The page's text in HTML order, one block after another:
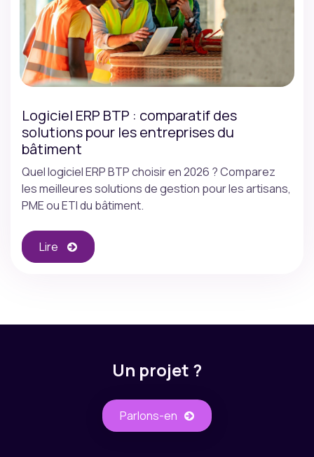
Logiciel ERP BTP : comparatif des
solutions pour les entreprises du
bâtiment
Quel logiciel ERP BTP choisir en 2026 ? Comparez
les meilleures solutions de gestion pour les artisans,
PME ou ETI du bâtiment.
Lire
Un projet ?
Parlons-​​en